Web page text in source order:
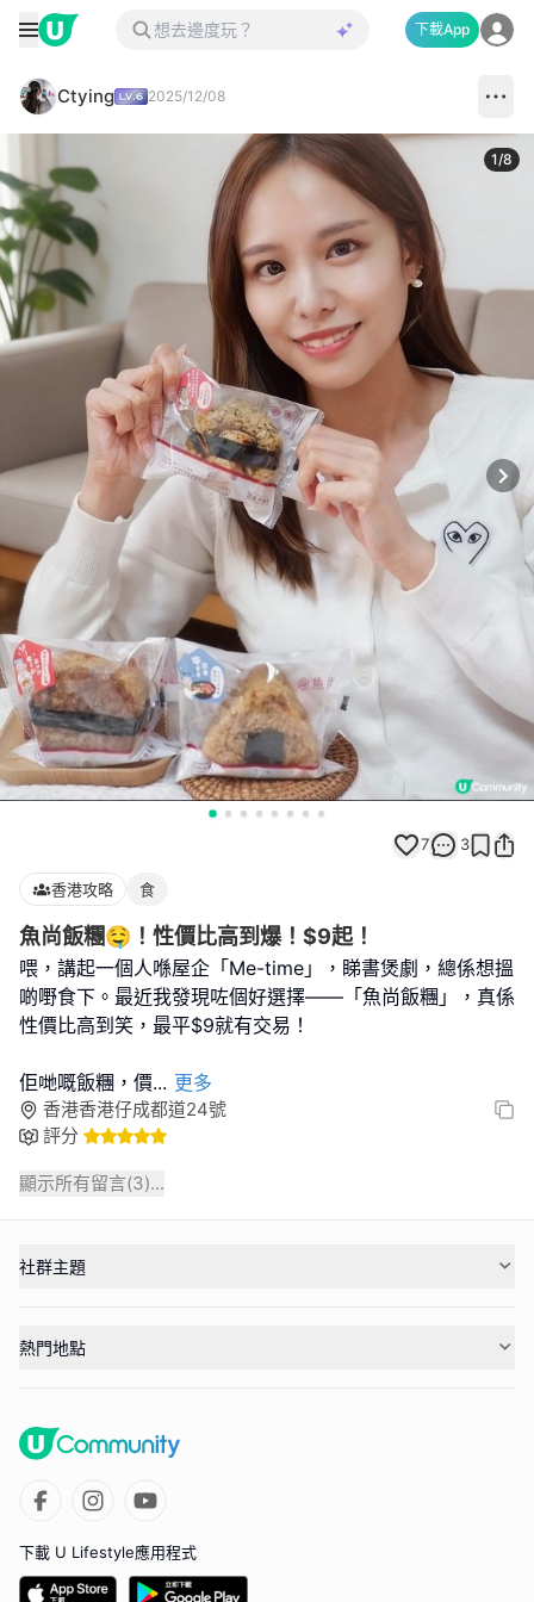
下載App
Ctying 2025/12/08
1/8
7 3
香港攻略 食
魚尚飯糰🤤！性價比高到爆！$9起！
喂，講起一個人喺屋企「Me-time」，睇書煲劇，總係想搵
啲嘢食下。最近我發現咗個好選擇——「魚尚飯糰」，真係
性價比高到笑，最平$9就有交易！
佢哋嘅飯糰，價... 更多
香港香港仔成都道24號
評分
顯示所有留言(3)...
社群主題
熱門地點
下載 U Lifestyle應用程式